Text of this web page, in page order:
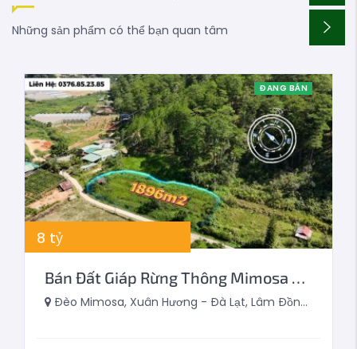
Những sản phẩm có thể bạn quan tâm
ĐANG BÁN
8 tỷ
Bán Đất Giáp Rừng Thông Mimosa Đà Lạt 1896m2
Đèo Mimosa, Xuân Hương - Đà Lạt, Lâm Đồng, Việt Nam